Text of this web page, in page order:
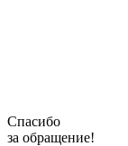
Спасибо
за обращение!